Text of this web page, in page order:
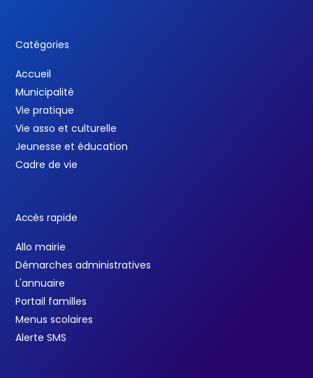
Catégories
Accueil
Municipalité
Vie pratique
Vie asso et culturelle
Jeunesse et éducation
Cadre de vie
Accès rapide
Allo mairie
Démarches administratives
L'annuaire
Portail familles
Menus scolaires
Alerte SMS